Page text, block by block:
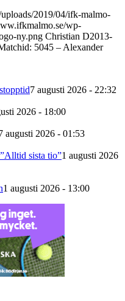
2019/04/ifk-malmo-
wp-
ny.png Christian D2013-
5045 – Alexander
7 augusti 2026 - 22:32
2026 - 18:00
augusti 2026 - 01:53
sista tio”1 augusti 2026
1 augusti 2026 - 13:00